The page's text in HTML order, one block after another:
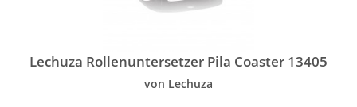
Lechuza Rollenuntersetzer Pila Coaster 13405
von Lechuza